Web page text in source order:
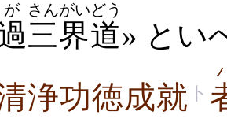
が
三界
さんがい
道
どう
» とい
浄功徳成就 ト